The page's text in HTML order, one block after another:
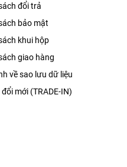
đổi trả
bảo mật
khui hộp
giao hàng
về sao lưu dữ liệu
mới (TRADE-IN)